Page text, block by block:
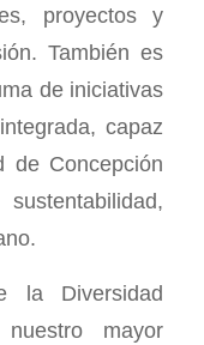
proyectos y
También es
de iniciativas
capaz
de Concepción
la Diversidad
mayor